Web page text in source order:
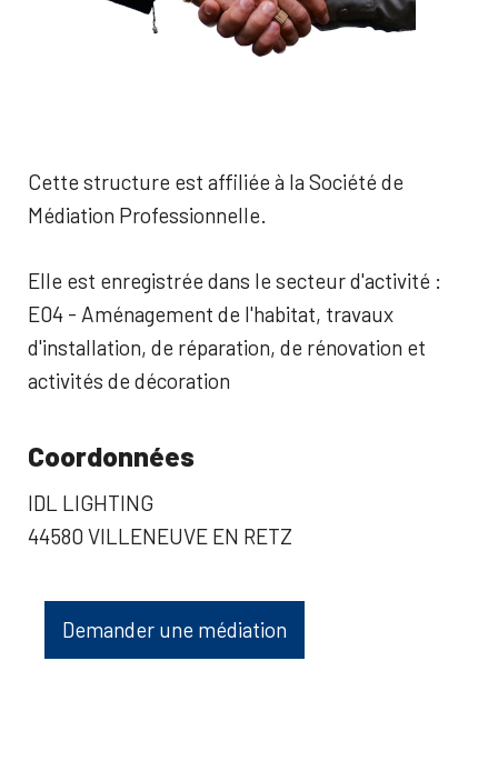
Cette structure est affiliée à la Société de
Médiation Professionnelle.
Elle est enregistrée dans le secteur d'activité :
E04 - Aménagement de l'habitat, travaux
d'installation, de réparation, de rénovation et
activités de décoration
Coordonnées
IDL LIGHTING
44580 VILLENEUVE EN RETZ
Demander une médiation